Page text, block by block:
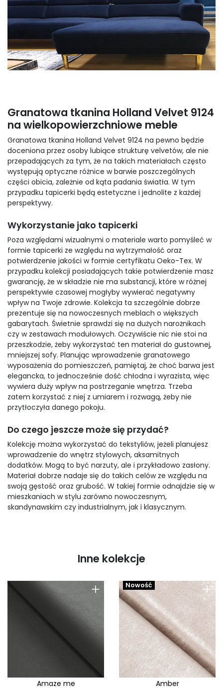
Granatowa tkanina Holland Velvet 9124
na wielkopowierzchniowe meble
Granatowa tkanina Holland Velvet 9124 na pewno będzie
doceniona przez osoby lubiące strukturę velvetów, ale nie
przepadających za tym, że na takich materiałach często
występują optyczne różnice w barwie poszczególnych
części obicia, zależnie od kąta padania światła. W tym
przypadku tapicerki będą estetyczne i jednolite z każdej
perspektywy.
Wykorzystanie jako tapicerki
Poza względami wizualnymi o materiale warto pomyśleć w
formie tapicerki ze względu na wytrzymałość oraz
potwierdzenie jakości w formie certyfikatu Oeko-Tex. W
przypadku kolekcji posiadających takie potwierdzenie masz
gwarancję, że w składzie nie ma substancji, które w różnej
perspektywie czasowej mogłyby wywierać negatywny
wpływ na Twoje zdrowie. Kolekcja ta szczególnie dobrze
prezentuje się na nowoczesnych meblach o większych
gabarytach. Świetnie sprawdzi się na dużych narożnikach
czy w zestawach modułowych. Oczywiście nic nie stoi na
przeszkodzie, żeby wykorzystać ten materiał do gustownej,
mniejszej sofy. Planując wprowadzenie granatowego
wyposażenia do pomieszczeń, pamiętaj, że choć barwa jest
elegancka, to jednocześnie dość chłodna i wyrazista, więc
wywiera duży wpływ na postrzeganie wnętrza. Trzeba
zatem korzystać z niej z umiarem i rozwagą, żeby nie
przytłoczyła danego pokoju.
Do czego jeszcze może się przydać?
Kolekcję można wykorzystać do tekstyliów, jeżeli planujesz
wprowadzenie do wnętrz stylowych, aksamitnych
dodatków. Mogą to być narzuty, ale i przykładowo zasłony.
Materiał dobrze nadaje się do takich celów ze względu na
swoją gęstość oraz grubość. W takiej formie odnajdzie się w
mieszkaniach w stylu zarówno nowoczesnym,
skandynawskim czy industrialnym, jak i klasycznym.
Inne kolekcje
+
Amaze me
+
Nowość
Amber